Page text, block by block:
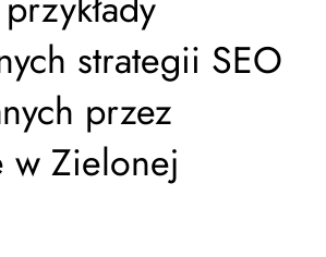
strategii SEO
przez
w Zielonej